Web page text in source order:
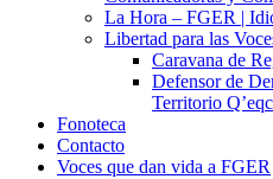
La Hora – FGER |
Libertad para las
Caravana de
Defensor de
Territorio
Fonoteca
Contacto
Voces que dan vida a FGER